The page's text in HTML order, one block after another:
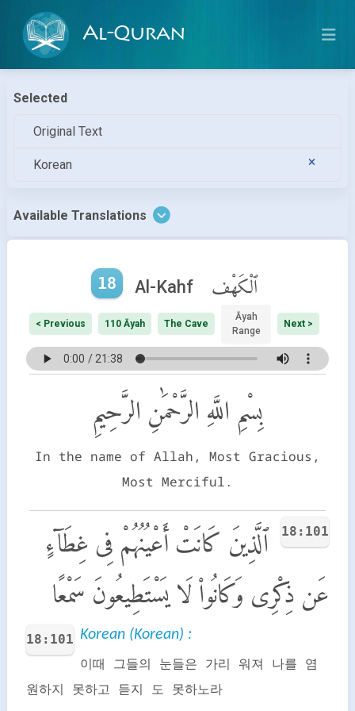
Al-Quran
Selected
Original Text
Korean
Available Translations
18 Al-Kahf ٱلْكَهْف
< Previous 110 Āyah The Cave
Āyah
Range
Next >
بِسْمِ اللَّهِ الرَّحْمَٰنِ الرَّحِيمِ
In the name of Allah, Most Gracious,
Most Merciful.
18:101
ٱلَّذِينَ كَانَتْ أَعْيُنُهُمْ فِى غِطَآءٍ
عَن ذِكْرِى وَكَانُوا۟ لَا يَسْتَطِيعُونَ سَمْعًا
18:101 Korean (Korean) :
이때 그들의 눈들은 가리 워져 나를 염
원하지 못하고 듣지 도 못하노라